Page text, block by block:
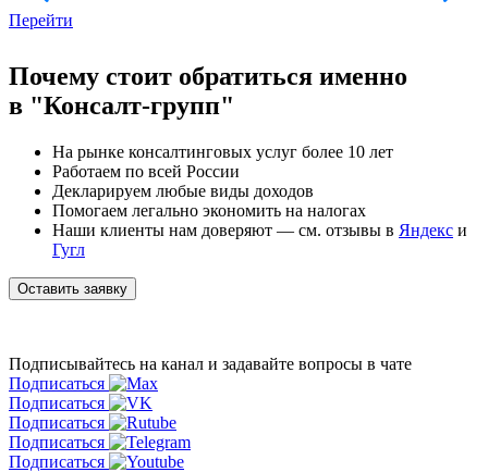
Перейти
Почему стоит обратиться именно
в "Консалт-групп"
На рынке консалтинговых услуг более 10 лет
Работаем по всей России
Декларируем любые виды доходов
Помогаем легально экономить на налогах
Наши клиенты нам доверяют — см. отзывы в Яндекс и
Гугл
Оставить заявку
Подписывайтесь на канал и задавайте вопросы в чате
Подписаться
Подписаться
Подписаться
Подписаться
Подписаться